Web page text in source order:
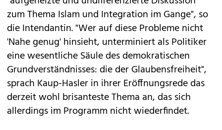
zum Thema Islam und Integration im Gange", so
die Intendantin. "Wer auf diese Probleme nicht
'Nahe genug' hinsieht, unterminiert als Politiker
eine wesentliche Säule des demokratischen
Grundverständnisses: die der Glaubensfreiheit",
sprach Kaup-Hasler in ihrer Eröffnungsrede das
derzeit wohl brisanteste Thema an, das sich
allerdings im Programm nicht wiederfindet.